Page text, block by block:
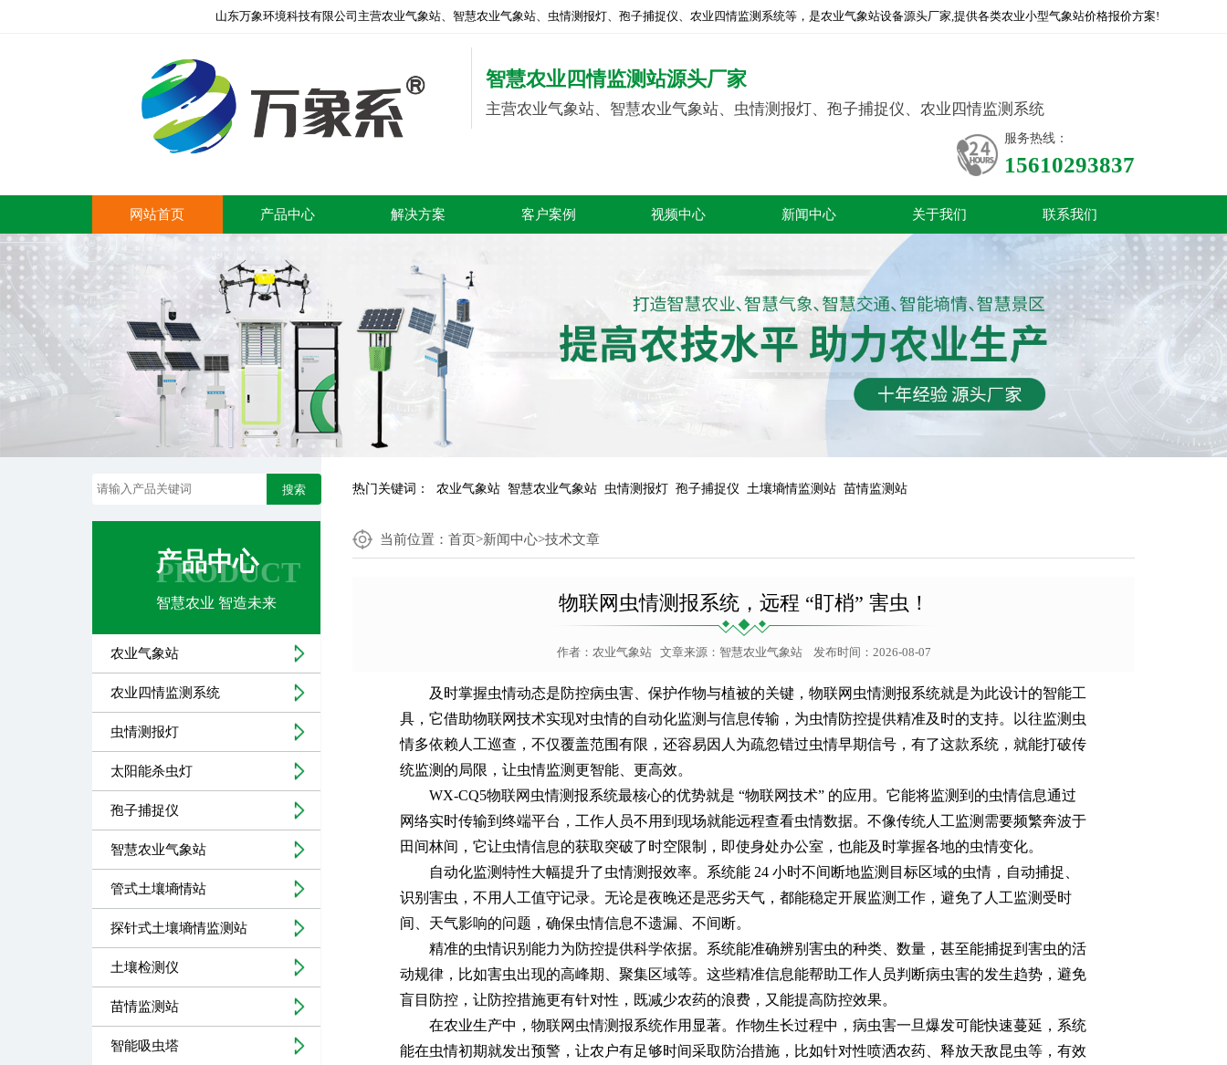
山东万象环境科技有限公司主营农业气象站、智慧农业气象站、虫情测报灯、孢子捕捉仪、农业四情监测系统等，是农业气象站设备源头厂家,提供各类农业小型气象站价格报价方案!
智慧农业四情监测站源头厂家
主营农业气象站、智慧农业气象站、虫情测报灯、孢子捕捉仪、农业四情监测系统
服务热线：
15610293837
网站首页 产品中心 解决方案 客户案例 视频中心 新闻中心 关于我们 联系我们
搜索 热门关键词： 农业气象站 智慧农业气象站 虫情测报灯 孢子捕捉仪 土壤墒情监测站 苗情监测站
产品中心
PRODUCT
智慧农业 智造未来
农业气象站
农业四情监测系统
虫情测报灯
太阳能杀虫灯
孢子捕捉仪
智慧农业气象站
管式土壤墒情站
探针式土壤墒情监测站
土壤检测仪
苗情监测站
智能吸虫塔
当前位置：首页>新闻中心>技术文章
物联网虫情测报系统，远程 “盯梢” 害虫！
作者： 农业气象站文章来源： 智慧农业气象站发布时间：2026-08-07
及时掌握虫情动态是防控病虫害、保护作物与植被的关键，物联网虫情测报系统就是为此设计的智能工
具，它借助物联网技术实现对虫情的自动化监测与信息传输，为虫情防控提供精准及时的支持。以往监测虫
情多依赖人工巡查，不仅覆盖范围有限，还容易因人为疏忽错过虫情早期信号，有了这款系统，就能打破传
统监测的局限，让虫情监测更智能、更高效。
WX-CQ5物联网虫情测报系统最核心的优势就是 “物联网技术” 的应用。它能将监测到的虫情信息通过
网络实时传输到终端平台，工作人员不用到现场就能远程查看虫情数据。不像传统人工监测需要频繁奔波于
田间林间，它让虫情信息的获取突破了时空限制，即使身处办公室，也能及时掌握各地的虫情变化。
自动化监测特性大幅提升了虫情测报效率。系统能 24 小时不间断地监测目标区域的虫情，自动捕捉、
识别害虫，不用人工值守记录。无论是夜晚还是恶劣天气，都能稳定开展监测工作，避免了人工监测受时
间、天气影响的问题，确保虫情信息不遗漏、不间断。
精准的虫情识别能力为防控提供科学依据。系统能准确辨别害虫的种类、数量，甚至能捕捉到害虫的活
动规律，比如害虫出现的高峰期、聚集区域等。这些精准信息能帮助工作人员判断病虫害的发生趋势，避免
盲目防控，让防控措施更有针对性，既减少农药的浪费，又能提高防控效果。
在农业生产中， 物联网虫情测报系统作用显著。作物生长过程中，病虫害一旦爆发可能快速蔓延，系统
能在虫情初期就发出预警，让农户有足够时间采取防治措施，比如针对性喷洒农药、释放天敌昆虫等，有效